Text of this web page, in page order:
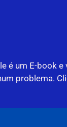
é um E-book
problema.